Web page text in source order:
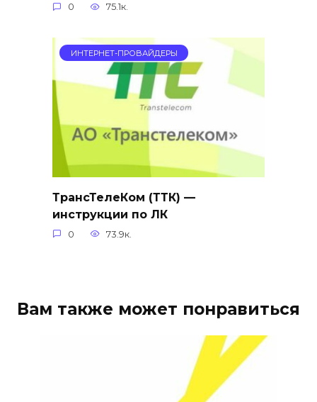
0 75.1к.
ИНТЕРНЕТ-ПРОВАЙДЕРЫ
ТрансТелеКом (ТТК) —
инструкции по ЛК
0 73.9к.
Вам также может понравиться